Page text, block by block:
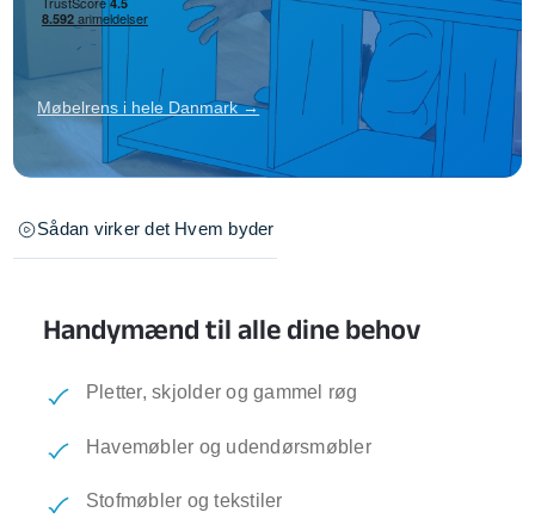
Møbelrens i hele Danmark →
Sådan virker det Hvem byder
Handymænd til alle dine behov
Pletter, skjolder og gammel røg
Havemøbler og udendørsmøbler
Stofmøbler og tekstiler